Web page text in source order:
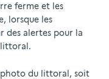
ferme et les
lorsque les
des alertes pour la
littoral.
photo du littoral, soit